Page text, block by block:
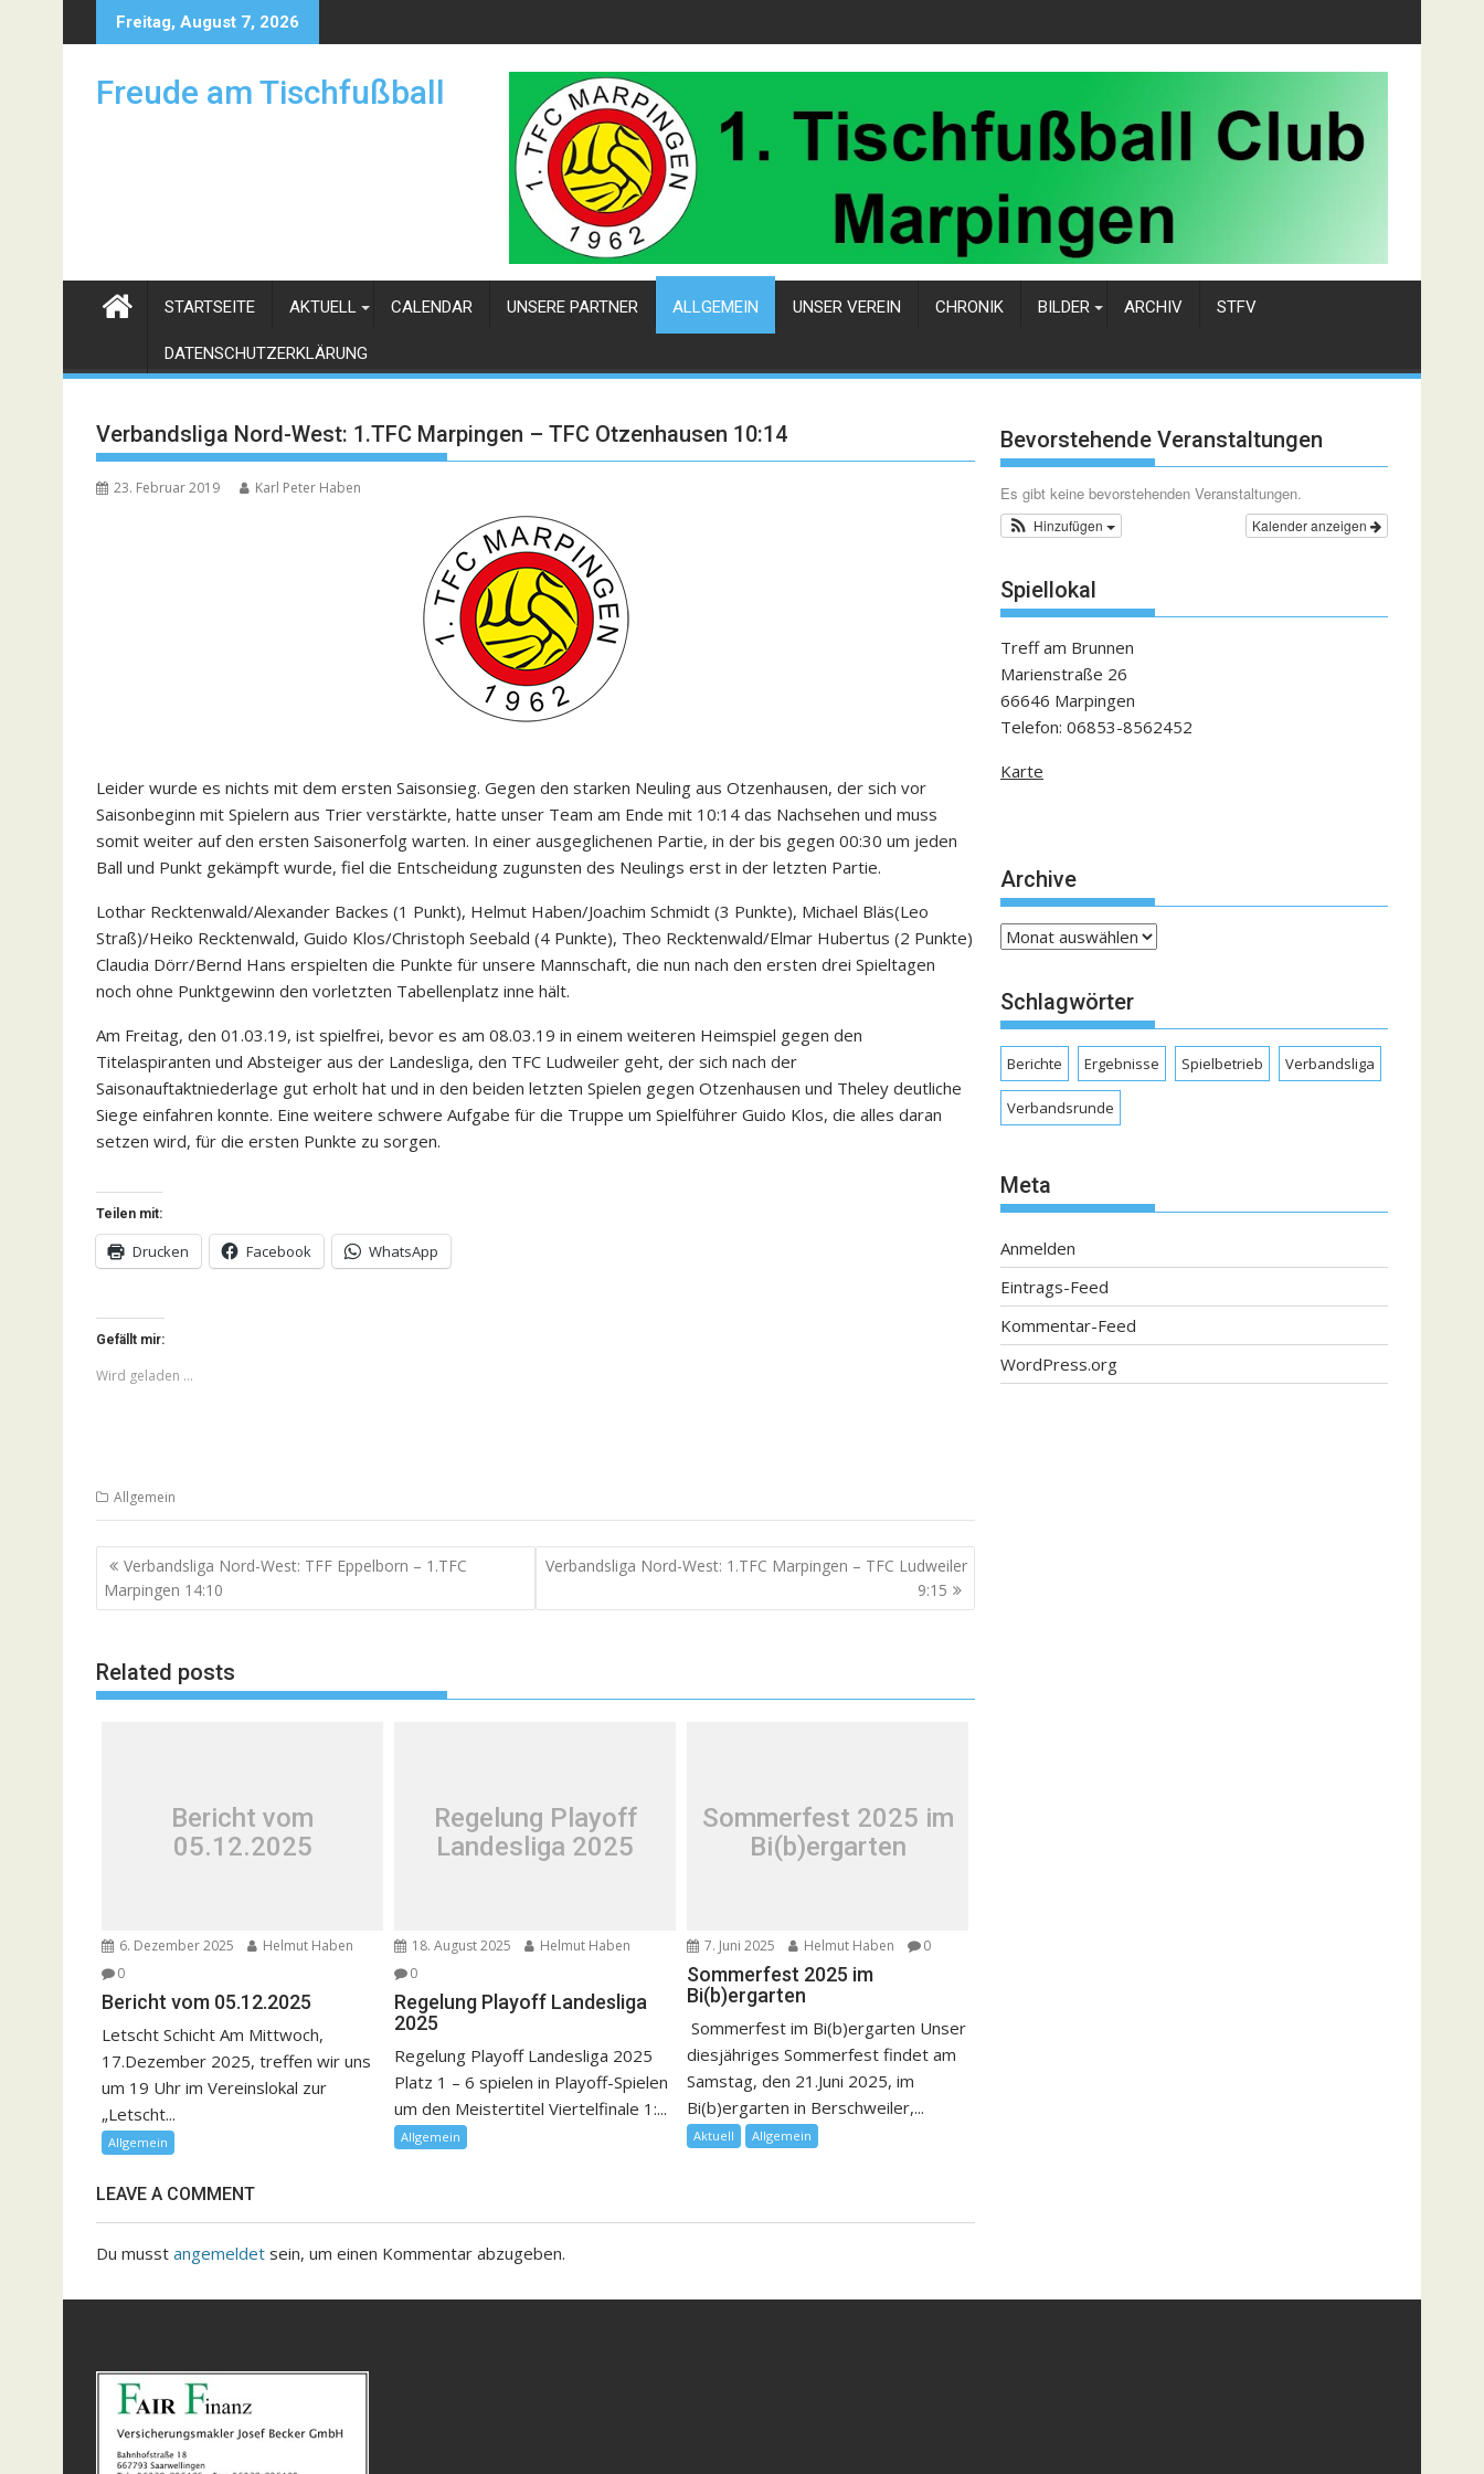
to
Freitag, August 7, 2026
Freude am Tischfußball
STARTSEITE AKTUELL CALENDAR UNSERE PARTNER ALLGEMEIN UNSER VEREIN CHRONIK BILDER ARCHIV STFV
DATENSCHUTZERKLÄRUNG
Verbandsliga Nord-West: 1.TFC Marpingen – TFC Otzenhausen 10:14
23. Februar 2019 Karl Peter Haben
Leider wurde es nichts mit dem ersten Saisonsieg. Gegen den starken Neuling aus Otzenhausen, der sich vor
Saisonbeginn mit Spielern aus Trier verstärkte, hatte unser Team am Ende mit 10:14 das Nachsehen und muss
somit weiter auf den ersten Saisonerfolg warten. In einer ausgeglichenen Partie, in der bis gegen 00:30 um jeden
Ball und Punkt gekämpft wurde, fiel die Entscheidung zugunsten des Neulings erst in der letzten Partie.
Lothar Recktenwald/Alexander Backes (1 Punkt), Helmut Haben/Joachim Schmidt (3 Punkte), Michael Bläs(Leo
Straß)/Heiko Recktenwald, Guido Klos/Christoph Seebald (4 Punkte), Theo Recktenwald/Elmar Hubertus (2 Punkte)
Claudia Dörr/Bernd Hans erspielten die Punkte für unsere Mannschaft, die nun nach den ersten drei Spieltagen
noch ohne Punktgewinn den vorletzten Tabellenplatz inne hält.
Am Freitag, den 01.03.19, ist spielfrei, bevor es am 08.03.19 in einem weiteren Heimspiel gegen den
Titelaspiranten und Absteiger aus der Landesliga, den TFC Ludweiler geht, der sich nach der
Saisonauftaktniederlage gut erholt hat und in den beiden letzten Spielen gegen Otzenhausen und Theley deutliche
Siege einfahren konnte. Eine weitere schwere Aufgabe für die Truppe um Spielführer Guido Klos, die alles daran
setzen wird, für die ersten Punkte zu sorgen.
Teilen mit:
Drucken Facebook WhatsApp
Gefällt mir:
Wird geladen …
Allgemein
Beitragsnavigation
Verbandsliga Nord-West: TFF Eppelborn – 1.TFC
Marpingen 14:10
Verbandsliga Nord-West: 1.TFC Marpingen – TFC Ludweiler
9:15
Related posts
Bericht vom
05.12.2025
6. Dezember 2025
Helmut Haben
0
Bericht vom 05.12.2025
Letscht Schicht Am Mittwoch,
17.Dezember 2025, treffen wir uns
um 19 Uhr im Vereinslokal zur
„Letscht...
Allgemein
Regelung Playoff
Landesliga 2025
18. August 2025
Helmut Haben
0
Regelung Playoff Landesliga
2025
Regelung Playoff Landesliga 2025
Platz 1 – 6 spielen in Playoff-Spielen
um den Meistertitel Viertelfinale 1:...
Allgemein
Sommerfest 2025 im
Bi(b)ergarten
7. Juni 2025 Helmut Haben 0
Sommerfest 2025 im
Bi(b)ergarten
Sommerfest im Bi(b)ergarten Unser
diesjähriges Sommerfest findet am
Samstag, den 21.Juni 2025, im
Bi(b)ergarten in Berschweiler,...
Aktuell Allgemein
LEAVE A COMMENT
Du musst angemeldet sein, um einen Kommentar abzugeben.
Bevorstehende Veranstaltungen
Es gibt keine bevorstehenden Veranstaltungen.
Kalender anzeigen
Hinzufügen
Spiellokal
Treff am Brunnen
Marienstraße 26
66646 Marpingen
Telefon: 06853-8562452
Karte
Archive
Archive
Schlagwörter
Berichte Ergebnisse Spielbetrieb Verbandsliga
Verbandsrunde
Meta
Anmelden
Eintrags-Feed
Kommentar-Feed
WordPress.org